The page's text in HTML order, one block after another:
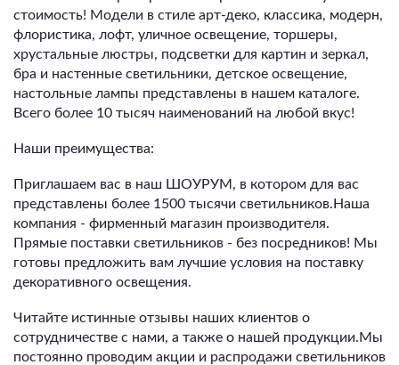
стоимость! Модели в стиле арт-деко, классика, модерн,
флористика, лофт, уличное освещение, торшеры,
хрустальные люстры, подсветки для картин и зеркал,
бра и настенные светильники, детское освещение,
настольные лампы представлены в нашем каталоге.
Всего более 10 тысяч наименований на любой вкус!
Наши преимущества:
Приглашаем вас в наш ШОУРУМ, в котором для вас
представлены более 1500 тысячи светильников.Наша
компания - фирменный магазин производителя.
Прямые поставки светильников - без посредников! Мы
готовы предложить вам лучшие условия на поставку
декоративного освещения.
Читайте истинные отзывы наших клиентов о
сотрудничестве с нами, а также о нашей продукции.Мы
постоянно проводим акции и распродажи светильников